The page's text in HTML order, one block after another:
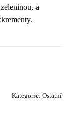
a
Kategorie: Ostatní